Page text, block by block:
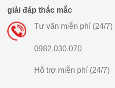
giải đáp thắc mắc
Tư vấn miễn phí (24/7)
0982.030.070
Hỗ trợ miễn phí (24/7)